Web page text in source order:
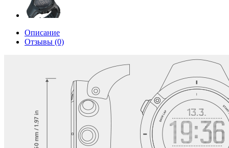
Описание
Отзывы (0)